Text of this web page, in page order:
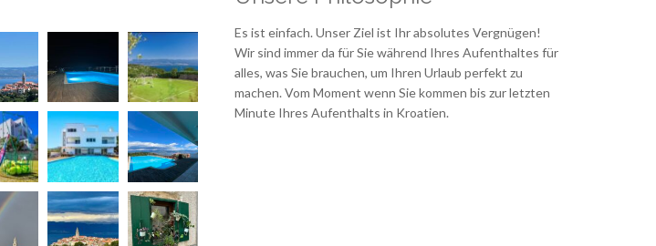
Es ist einfach. Unser Ziel ist Ihr absolutes Vergnügen!
Wir sind immer da für Sie während Ihres Aufenthaltes für
alles, was Sie brauchen, um Ihren Urlaub perfekt zu
machen. Vom Moment wenn Sie kommen bis zur letzten
Minute Ihres Aufenthalts in Kroatien.